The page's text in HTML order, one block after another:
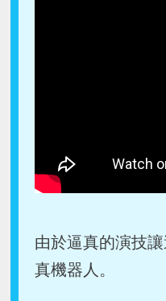
由於逼真的演技
真機器人。